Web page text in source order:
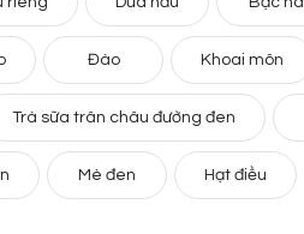
Đào Khoai môn
Trà sữa trân châu đường đen
Mè đen Hạt điều